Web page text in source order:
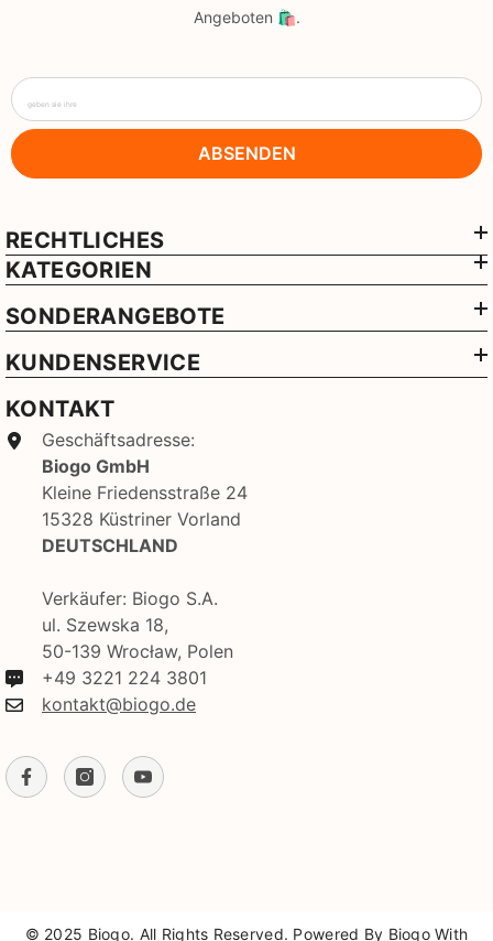
Angeboten 🛍️.
geben sie ihre
ABSENDEN
RECHTLICHES
KATEGORIEN
SONDERANGEBOTE
KUNDENSERVICE
KONTAKT
Geschäftsadresse:
Biogo GmbH
Kleine Friedensstraße 24
15328 Küstriner Vorland
DEUTSCHLAND
Verkäufer: Biogo S.A.
ul. Szewska 18,
50-139 Wrocław, Polen
+49 3221 224 3801
kontakt@biogo.de
© 2025 Biogo. All Rights Reserved. Powered By Biogo With